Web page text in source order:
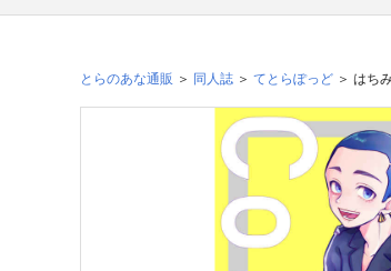
とらのあな通販 同人誌 てとらぽっど はち